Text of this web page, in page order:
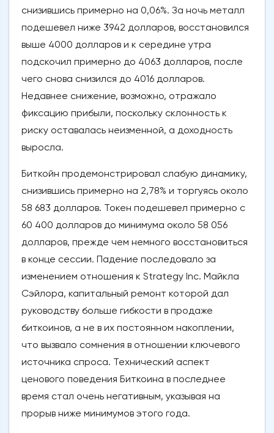
снизившись примерно на 0,06%. За ночь металл
подешевел ниже 3942 долларов, восстановился
выше 4000 долларов и к середине утра
подскочил примерно до 4063 долларов, после
чего снова снизился до 4016 долларов.
Недавнее снижение, возможно, отражало
фиксацию прибыли, поскольку склонность к
риску оставалась неизменной, а доходность
выросла.
Биткойн продемонстрировал слабую динамику,
снизившись примерно на 2,78% и торгуясь около
58 683 долларов. Токен подешевел примерно с
60 400 долларов до минимума около 58 056
долларов, прежде чем немного восстановиться
в конце сессии. Падение последовало за
изменением отношения к Strategy Inc. Майкла
Сэйлора, капитальный ремонт которой дал
руководству больше гибкости в продаже
биткоинов, а не в их постоянном накоплении,
что вызвало сомнения в отношении ключевого
источника спроса. Технический аспект
ценового поведения Биткоина в последнее
время стал очень негативным, указывая на
прорыв ниже минимумов этого года.